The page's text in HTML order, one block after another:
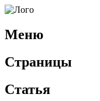
Меню
Страницы
Статья